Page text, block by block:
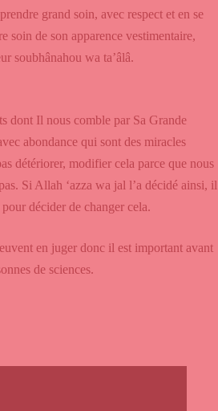
grand soin, avec respect et en se
soin de son apparence vestimentaire,
soubhânahou wa ta’âlâ.
dont Il nous comble par Sa Grande
abondance qui sont des miracles
détériorer, modifier cela parce que nous
Si Allah ‘azza wa jal l’a décidé ainsi, il
décider de changer cela.
en juger donc il est important avant
de sciences.